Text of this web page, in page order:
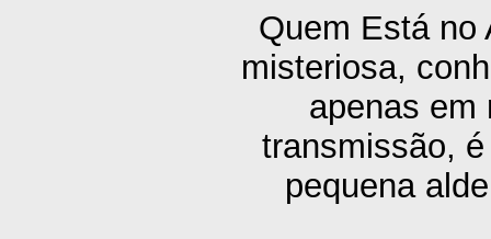
Quem Está no
misteriosa,
apenas em
transmissão,
pequena